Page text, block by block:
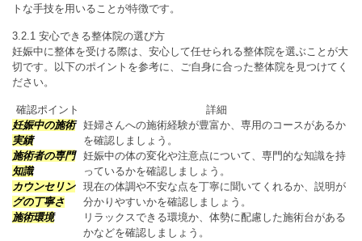
トな手技を用いることが特徴です。
3.2.1 安心できる整体院の選び方
妊娠中に整体を受ける際は、安心して任せられる整体院を選ぶことが大
切です。以下のポイントを参考に、ご自身に合った整体院を見つけてく
ださい。
確認ポイント
詳細
妊娠中の施術
実績
妊婦さんへの施術経験が豊富か、専用のコースがあるか
を確認しましょう。
施術者の専門
知識
妊娠中の体の変化や注意点について、専門的な知識を持
っているかを確認しましょう。
カウンセリン
グの丁寧さ
現在の体調や不安な点を丁寧に聞いてくれるか、説明が
分かりやすいかを確認しましょう。
施術環境
リラックスできる環境か、体勢に配慮した施術台がある
かなどを確認しましょう。